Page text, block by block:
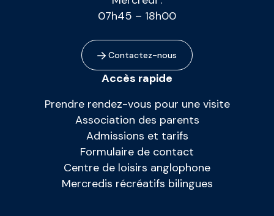
07h45 – 18h00
Contactez-nous
Accès rapide
Prendre rendez-vous pour une visite
Association des parents
Admissions et tarifs
Formulaire de contact
Centre de loisirs anglophone
Mercredis récréatifs bilingues